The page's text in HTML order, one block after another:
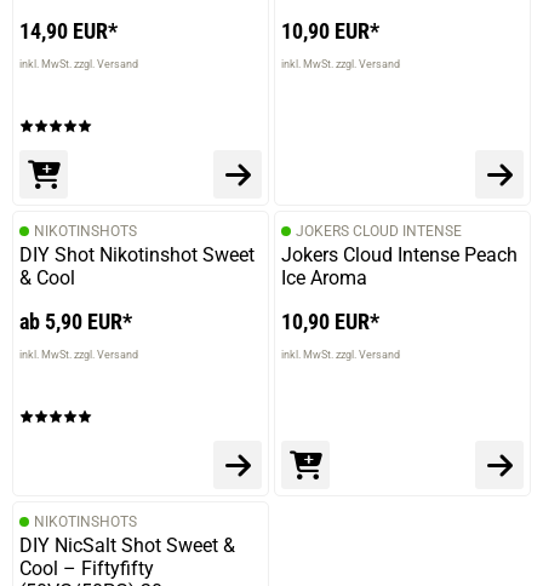
14,90 EUR*
inkl. MwSt. zzgl. Versand
10,90 EUR*
inkl. MwSt. zzgl. Versand
NIKOTINSHOTS
DIY Shot Nikotinshot Sweet
& Cool
ab 5,90 EUR*
inkl. MwSt. zzgl. Versand
JOKERS CLOUD INTENSE
Jokers Cloud Intense Peach
Ice Aroma
10,90 EUR*
inkl. MwSt. zzgl. Versand
NIKOTINSHOTS
DIY NicSalt Shot Sweet &
Cool – Fiftyfifty